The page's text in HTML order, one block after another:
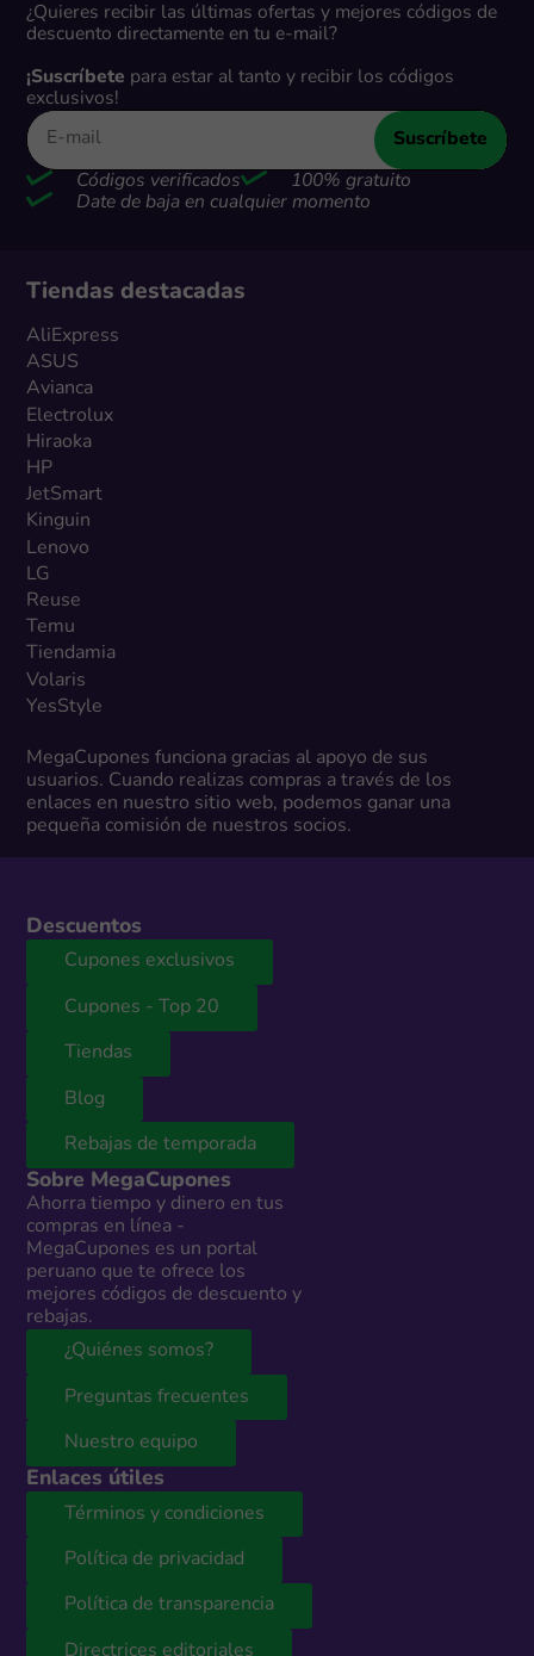
¿Quieres recibir las últimas ofertas y mejores códigos de
descuento directamente en tu e-mail?
¡Suscríbete para estar al tanto y recibir los códigos
exclusivos!
Suscríbete
Códigos verificados
100% gratuito
Date de baja en cualquier momento
Tiendas destacadas
AliExpress
ASUS
Avianca
Electrolux
Hiraoka
HP
JetSmart
Kinguin
Lenovo
LG
Reuse
Temu
Tiendamia
Volaris
YesStyle
MegaCupones funciona gracias al apoyo de sus
usuarios. Cuando realizas compras a través de los
enlaces en nuestro sitio web, podemos ganar una
pequeña comisión de nuestros socios.
Descuentos
Cupones exclusivos
Cupones - Top 20
Tiendas
Blog
Rebajas de temporada
Sobre MegaCupones
Ahorra tiempo y dinero en tus
compras en línea -
MegaCupones es un portal
peruano que te ofrece los
mejores códigos de descuento y
rebajas.
¿Quiénes somos?
Preguntas frecuentes
Nuestro equipo
Enlaces útiles
Términos y condiciones
Política de privacidad
Política de transparencia
Directrices editoriales